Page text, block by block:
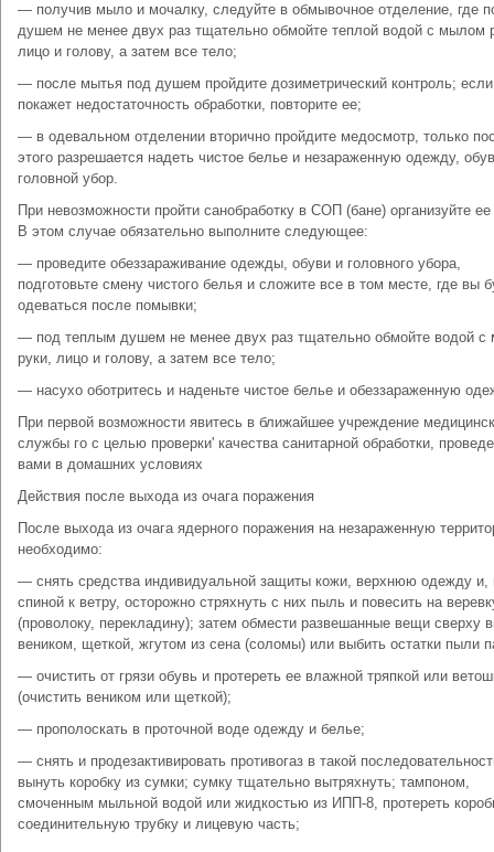
— получив мыло и мочалку, следуйте в обмывочное отделение, где
душем не менее двух раз тщательно обмойте теплой водой с мылом
лицо и голову, а затем все тело;
— после мытья под душем пройдите дозиметрический контроль;
покажет недостаточность обработки, повторите ее;
— в одевальном отделении вторично пройдите медосмотр, только
этого разрешается надеть чистое белье и незараженную одежду,
головной убор.
При невозможности пройти санобработку в СОП (бане) организуйте
В этом случае обязательно выполните следующее:
— проведите обеззараживание одежды, обуви и головного убора,
подготовьте смену чистого белья и сложите все в том месте, где вы
одеваться после помывки;
— под теплым душем не менее двух раз тщательно обмойте водой
руки, лицо и голову, а затем все тело;
— насухо оботритесь и наденьте чистое белье и обеззараженную
При первой возможности явитесь в ближайшее учреждение
службы го с целью проверки' качества санитарной обработки,
вами в домашних условиях
Действия после выхода из очага поражения
После выхода из очага ядерного поражения на незараженную
необходимо:
— снять средства индивидуальной защиты кожи, верхнюю одежду и,
спиной к ветру, осторожно стряхнуть с них пыль и повесить на
(проволоку, перекладину); затем обмести развешанные вещи сверху
веником, щеткой, жгутом из сена (соломы) или выбить остатки пыли
— очистить от грязи обувь и протереть ее влажной тряпкой или
(очистить веником или щеткой);
— прополоскать в проточной воде одежду и белье;
— снять и продезактивировать противогаз в такой
вынуть коробку из сумки; сумку тщательно вытряхнуть; тампоном,
смоченным мыльной водой или жидкостью из ИПП-8, протереть
соединительную трубку и лицевую часть;